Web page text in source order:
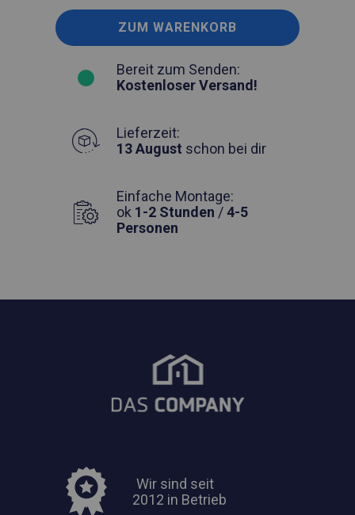
ZUM WARENKORB
Bereit zum Senden:
Kostenloser Versand!
Lieferzeit:
13 August schon bei dir
Einfache Montage:
ok 1-2 Stunden /4-5
Personen
Wir sind seit
2012 in Betrieb